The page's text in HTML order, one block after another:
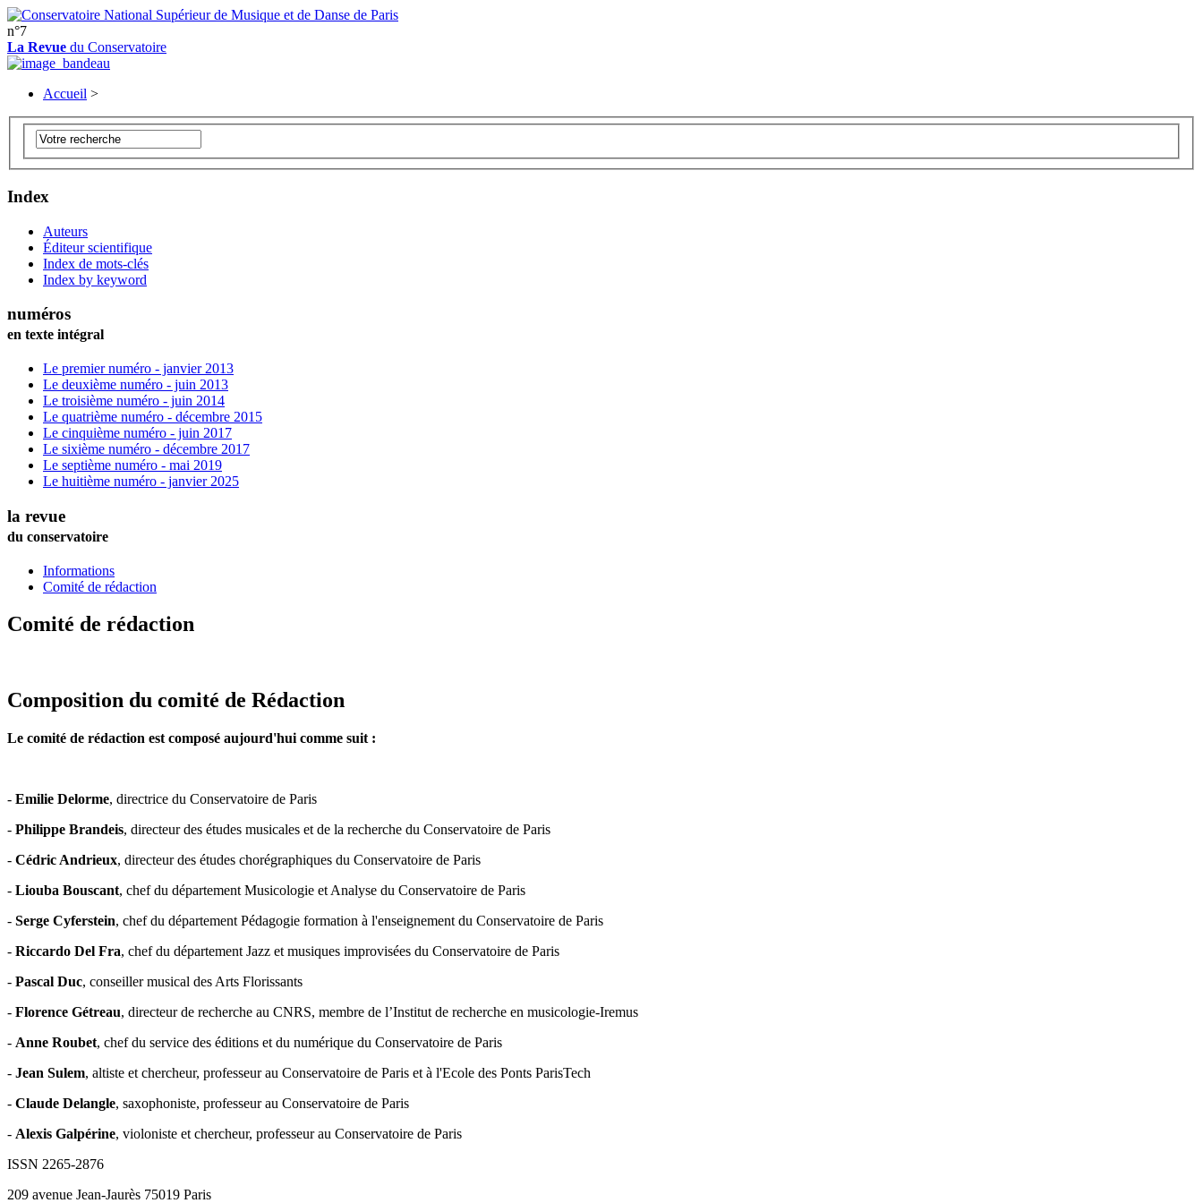
n°7
La Revue du Conservatoire
Accueil >
Index
Auteurs
Éditeur scientifique
Index de mots-clés
Index by keyword
numéros
en texte intégral
Le premier numéro - janvier 2013
Le deuxième numéro - juin 2013
Le troisième numéro - juin 2014
Le quatrième numéro - décembre 2015
Le cinquième numéro - juin 2017
Le sixième numéro - décembre 2017
Le septième numéro - mai 2019
Le huitième numéro - janvier 2025
la revue
du conservatoire
Informations
Comité de rédaction
Comité de rédaction
Composition du comité de Rédaction
Le comité de rédaction est composé aujourd'hui comme suit :
- Emilie Delorme, directrice du Conservatoire de Paris
- Philippe Brandeis, directeur des études musicales et de la recherche du Conservatoire de Paris
- Cédric Andrieux, directeur des études chorégraphiques du Conservatoire de Paris
- Liouba Bouscant, chef du département Musicologie et Analyse du Conservatoire de Paris
- Serge Cyferstein, chef du département Pédagogie formation à l'enseignement du Conservatoire de Paris
- Riccardo Del Fra, chef du département Jazz et musiques improvisées du Conservatoire de Paris
- Pascal Duc, conseiller musical des Arts Florissants
- Florence Gétreau, directeur de recherche au CNRS, membre de l’Institut de recherche en musicologie-Iremus
- Anne Roubet, chef du service des éditions et du numérique du Conservatoire de Paris
- Jean Sulem, altiste et chercheur, professeur au Conservatoire de Paris et à l'Ecole des Ponts ParisTech
- Claude Delangle, saxophoniste, professeur au Conservatoire de Paris
- Alexis Galpérine, violoniste et chercheur, professeur au Conservatoire de Paris
ISSN 2265-2876
209 avenue Jean-Jaurès 75019 Paris